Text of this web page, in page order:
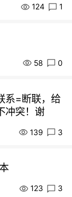
124 1
58 0
系=断联，给
冲突！谢
139 3
123 3